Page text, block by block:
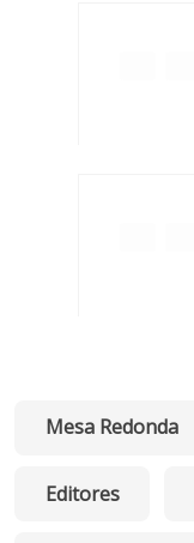
Mesa Redonda
Editores